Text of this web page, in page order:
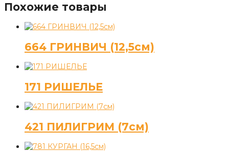
Похожие товары
664 ГРИНВИЧ (12,5см)
171 РИШЕЛЬЕ
421 ПИЛИГРИМ (7см)